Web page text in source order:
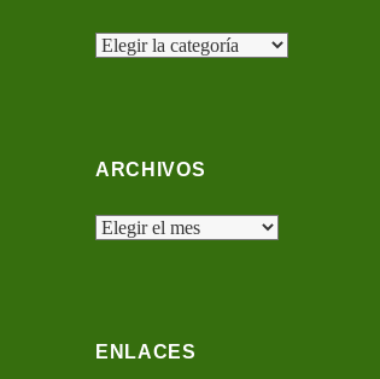
Categorías
ARCHIVOS
Archivos
ENLACES